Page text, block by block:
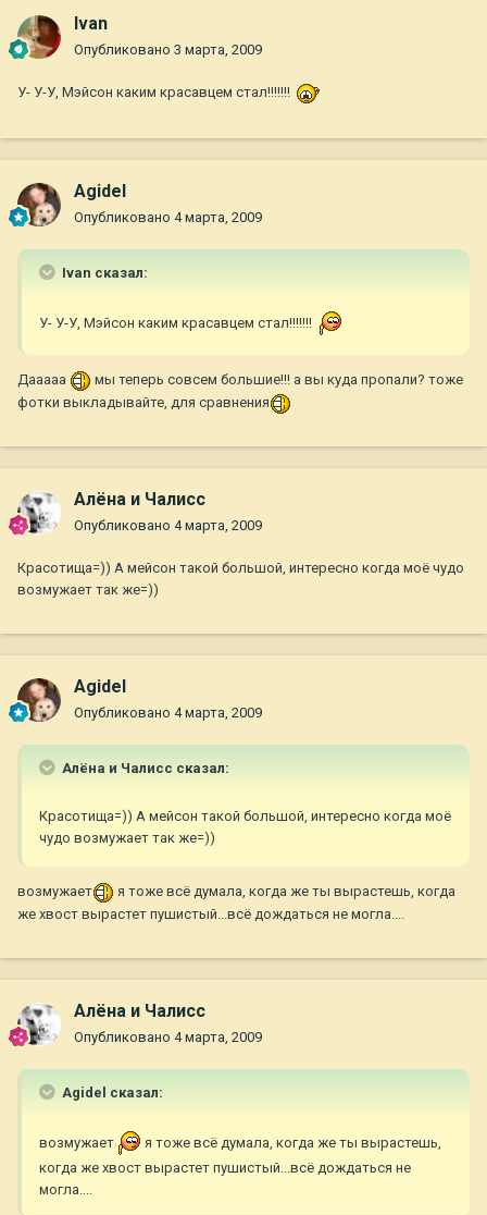
Ivan
Опубликовано 3 марта, 2009
У- У-У, Мэйсон каким красавцем стал!!!!!!!
Agidel
Опубликовано 4 марта, 2009
Ivan сказал:
У- У-У, Мэйсон каким красавцем стал!!!!!!!
Дааааа
мы теперь совсем большие!!! а вы куда пропали? тоже
фотки выкладывайте, для сравнения
Алёна и Чалисс
Опубликовано 4 марта, 2009
Красотища=)) А мейсон такой большой, интересно когда моё чудо
возмужает так же=))
Agidel
Опубликовано 4 марта, 2009
Алёна и Чалисс сказал:
Красотища=)) А мейсон такой большой, интересно когда моё
чудо возмужает так же=))
возмужает
я тоже всё думала, когда же ты вырастешь, когда
же хвост вырастет пушистый...всё дождаться не могла....
Алёна и Чалисс
Опубликовано 4 марта, 2009
Agidel сказал:
возмужает
я тоже всё думала, когда же ты вырастешь,
когда же хвост вырастет пушистый...всё дождаться не
могла....